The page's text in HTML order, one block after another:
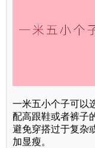
一米五小个子可以
配高跟鞋或者裤子
避免穿搭过于复杂
加显瘦。